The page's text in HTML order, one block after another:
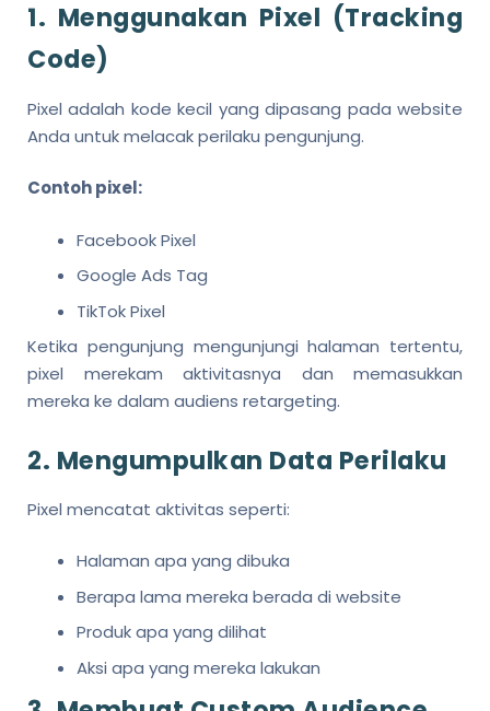
1. Menggunakan Pixel (Tracking
Code)
Pixel adalah kode kecil yang dipasang pada website
Anda untuk melacak perilaku pengunjung.
Contoh pixel:
Facebook Pixel
Google Ads Tag
TikTok Pixel
Ketika pengunjung mengunjungi halaman tertentu,
pixel merekam aktivitasnya dan memasukkan
mereka ke dalam audiens retargeting.
2. Mengumpulkan Data Perilaku
Pixel mencatat aktivitas seperti:
Halaman apa yang dibuka
Berapa lama mereka berada di website
Produk apa yang dilihat
Aksi apa yang mereka lakukan